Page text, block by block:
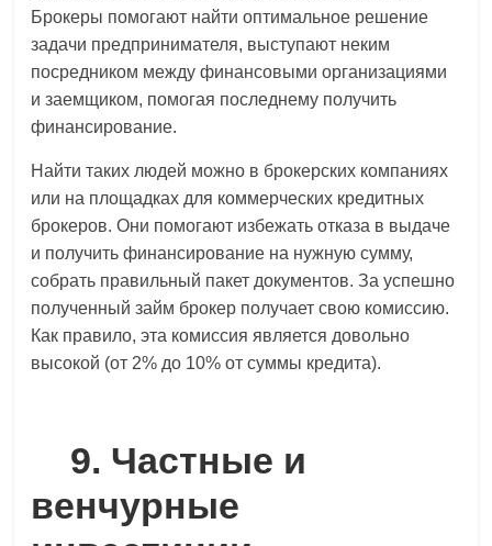
Брокеры помогают найти оптимальное решение
задачи предпринимателя, выступают неким
посредником между финансовыми организациями
и заемщиком, помогая последнему получить
финансирование.
Найти таких людей можно в брокерских компаниях
или на площадках для коммерческих кредитных
брокеров. Они помогают избежать отказа в выдаче
и получить финансирование на нужную сумму,
собрать правильный пакет документов. За успешно
полученный займ брокер получает свою комиссию.
Как правило, эта комиссия является довольно
высокой (от 2% до 10% от суммы кредита).
9. Частные и
венчурные